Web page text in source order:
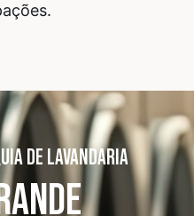
DE LAVANDARIA